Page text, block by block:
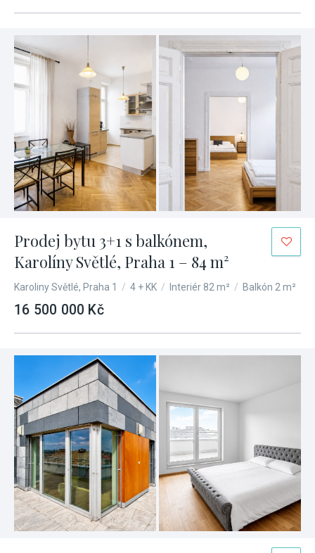
Prodej bytu 3+1 s balkónem,
Karolíny Světlé, Praha 1 – 84 m²
Karoliny Světlé, Praha 1 / 4 + KK / Interiér 82 m² / Balkón 2 m²
16 500 000 Kč